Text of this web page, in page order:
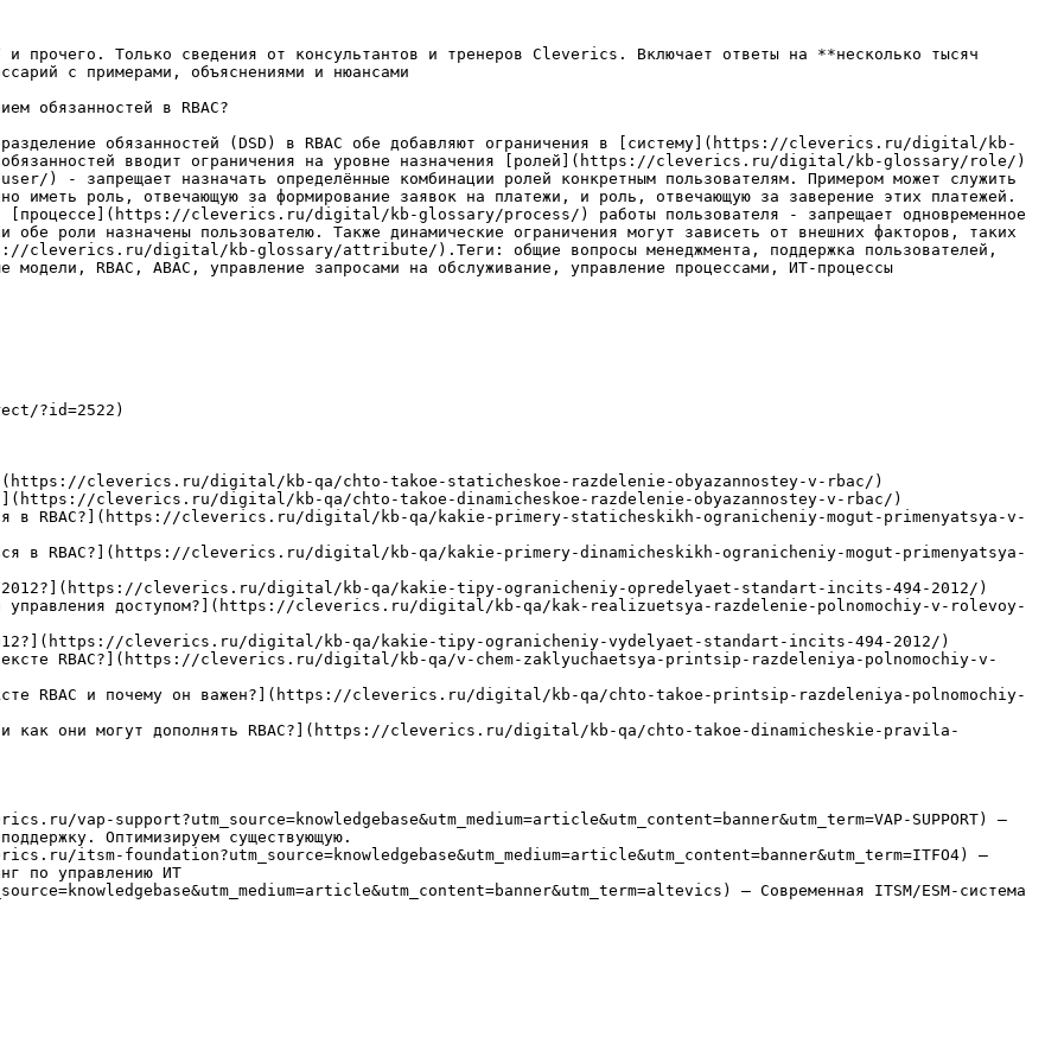
и прочего. Только сведения от консультантов и тренеров Cleverics. Включает ответы на **несколько тысяч
с примерами, объяснениями и нюансами
обязанностей в RBAC?
разделение обязанностей (DSD) в RBAC обе добавляют ограничения в [систему](https://cleverics.ru/digital/kb-
обязанностей вводит ограничения на уровне назначения [ролей](https://cleverics.ru/digital/kb-glossary/role/)
назначать определённые комбинации ролей конкретным пользователям. Примером может служить
иметь роль, отвечающую за формирование заявок на платежи, и роль, отвечающую за заверение этих платежей.
в [процессе](https://cleverics.ru/digital/kb-glossary/process/) работы пользователя - запрещает одновременное
обе роли назначены пользователю. Также динамические ограничения могут зависеть от внешних факторов, таких
cleverics.ru/digital/kb-glossary/attribute/).Теги: общие вопросы менеджмента, поддержка пользователей,
RBAC, ABAC, управление запросами на обслуживание, управление процессами, ИТ-процессы
?id=2522)
cleverics.ru/digital/kb-qa/chto-takoe-staticheskoe-razdelenie-obyazannostey-v-rbac/)
cleverics.ru/digital/kb-qa/chto-takoe-dinamicheskoe-razdelenie-obyazannostey-v-rbac/)
в RBAC?](https://cleverics.ru/digital/kb-qa/kakie-primery-staticheskikh-ogranicheniy-mogut-primenyatsya-v-
в RBAC?](https://cleverics.ru/digital/kb-qa/kakie-primery-dinamicheskikh-ogranicheniy-mogut-primenyatsya-
494-2012?](https://cleverics.ru/digital/kb-qa/kakie-tipy-ogranicheniy-opredelyaet-standart-incits-494-2012/)
управления доступом?](https://cleverics.ru/digital/kb-qa/kak-realizuetsya-razdelenie-polnomochiy-v-rolevoy-
2012?](https://cleverics.ru/digital/kb-qa/kakie-tipy-ogranicheniy-vydelyaet-standart-incits-494-2012/)
RBAC?](https://cleverics.ru/digital/kb-qa/v-chem-zaklyuchaetsya-printsip-razdeleniya-polnomochiy-v-
RBAC и почему он важен?](https://cleverics.ru/digital/kb-qa/chto-takoe-printsip-razdeleniya-polnomochiy-
и как они могут дополнять RBAC?](https://cleverics.ru/digital/kb-qa/chto-takoe-dinamicheskie-pravila-
vap-support?utm_source=knowledgebase&utm_medium=article&utm_content=banner&utm_term=VAP-SUPPORT) —
Оптимизируем существующую.
itsm-foundation?utm_source=knowledgebase&utm_medium=article&utm_content=banner&utm_term=ITFO4) —
по управлению ИТ
— Современная ITSM/ESM-система